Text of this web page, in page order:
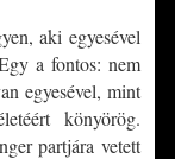
aki egyesével
a fontos: nem
egyesével, mint
könyörög.
partjára vetett